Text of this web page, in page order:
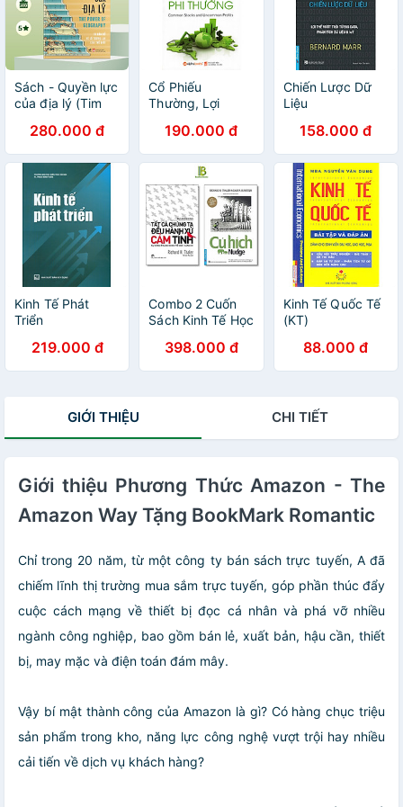
Sách - Quyền lực
của địa lý (Tim
cứng) - Nhã Nam
Official
280.000 đ
Cổ Phiếu
Thường, Lợi
Thường ( 2019 ) (
Tặng Bookmark
Sáng Tạo )
190.000 đ
Chiến Lược Dữ
Liệu
158.000 đ
Kinh Tế Phát
Triển
219.000 đ
Combo 2 Cuốn
Sách Kinh Tế Học
Thaler: Cú Hích +
Tất Cả Chúng Ta
398.000 đ
Kinh Tế Quốc Tế
(KT)
88.000 đ
GIỚI THIỆU CHI TIẾT
Giới thiệu Phương Thức Amazon - The
Amazon Way Tặng BookMark Romantic
Chỉ trong 20 năm, từ một công ty bán sách trực tuyến, A đã
chiếm lĩnh thị trường mua sắm trực tuyến, góp phần thúc đẩy
cuộc cách mạng về thiết bị đọc cá nhân và phá vỡ nhiều
ngành công nghiệp, bao gồm bán lẻ, xuất bản, hậu cần, thiết
bị, may mặc và điện toán đám mây.
Vậy bí mật thành công của Amazon là gì? Có hàng chục triệu
sản phẩm trong kho, năng lực công nghệ vượt trội hay nhiều
cải tiến về dịch vụ khách hàng?